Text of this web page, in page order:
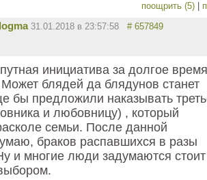
поощрить (5)
31.01.2018 в 23:57:58 # 657849
инициатива за долгое
блядей да блядунов станет
бы предложили наказывать
и любовницу) , который
семьи. После данной
браков распавшихся в разы
и многие люди задумаются